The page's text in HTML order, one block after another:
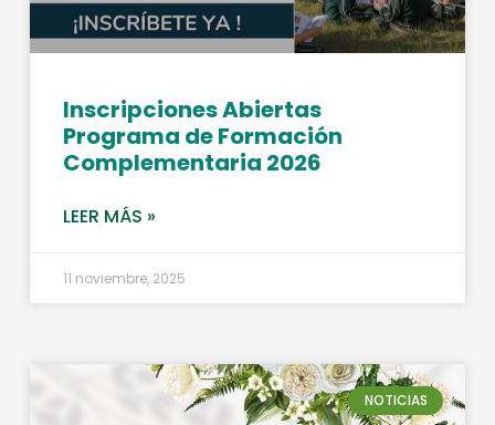
Inscripciones Abiertas
Programa de Formación
Complementaria 2026
LEER MÁS »
11 noviembre, 2025
NOTICIAS